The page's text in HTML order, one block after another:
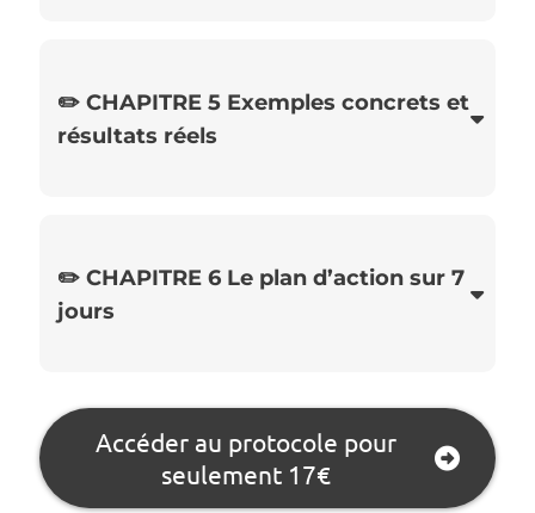
✏️ CHAPITRE 5 Exemples concrets et
résultats réels
✏️ CHAPITRE 6 Le plan d’action sur 7
jours
quotidien
Accéder au protocole pour
seulement 17€